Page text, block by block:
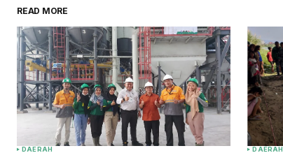
READ MORE
DAERAH DAERAH